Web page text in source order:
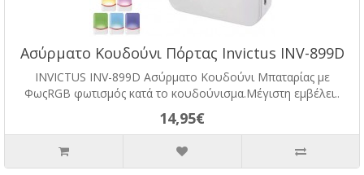
Ασύρματο Κουδούνι Πόρτας Invictus INV-899D
INVICTUS INV-899D Ασύρματο Κουδούνι Μπαταρίας με
ΦωςRGB φωτισμός κατά το κουδούνισμα.Μέγιστη εμβέλει..
14,95€